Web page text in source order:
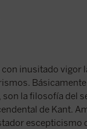
inusitado vigor
la filosofía del
de Kant.
escepticismo